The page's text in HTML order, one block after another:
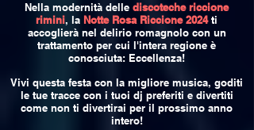
Nella modernità delle discoteche riccione
rimini, la Notte Rosa Riccione 2024ti
accoglierà nel delirio romagnolo con un
trattamento per cui l'intera regione è
conosciuta: Eccellenza!
Vivi questa festa con la migliore musica, goditi
le tue tracce con i tuoi dj preferiti e divertiti
come non ti divertirai per il prossimo anno
intero!